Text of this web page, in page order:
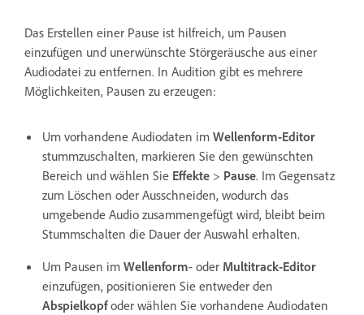
Das Erstellen einer Pause ist hilfreich, um Pausen
einzufügen und unerwünschte Störgeräusche aus einer
Audiodatei zu entfernen. In Audition gibt es mehrere
Möglichkeiten, Pausen zu erzeugen:
Um vorhandene Audiodaten im Wellenform-Editor
stummzuschalten, markieren Sie den gewünschten
Bereich und wählen Sie Effekte > Pause. Im Gegensatz
zum Löschen oder Ausschneiden, wodurch das
umgebende Audio zusammengefügt wird, bleibt beim
Stummschalten die Dauer der Auswahl erhalten.
Um Pausen im Wellenform- oder Multitrack-Editor
einzufügen, positionieren Sie entweder den
Abspielkopfoder wählen Sie vorhandene Audiodaten